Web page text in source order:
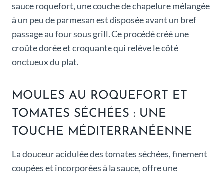
sauce roquefort, une couche de chapelure mélangée
à un peu de parmesan est disposée avant un bref
passage au four sous grill. Ce procédé créé une
croûte dorée et croquante qui relève le côté
onctueux du plat.
MOULES AU ROQUEFORT ET
TOMATES SÉCHÉES : UNE
TOUCHE MÉDITERRANÉENNE
La douceur acidulée des tomates séchées, finement
coupées et incorporées à la sauce, offre une